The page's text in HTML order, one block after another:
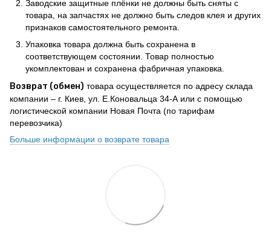
Заводские защитные плёнки не должны быть сняты с
товара, на запчастях не должно быть следов клея и других
признаков самостоятельного ремонта.
Упаковка товара должна быть сохранена в
соответствующем состоянии. Товар полностью
укомплектован и сохранена фабричная упаковка.
Возврат (обмен) товара осуществляется по адресу склада
компании – г. Киев, ул. Е.Коновальца 34-А или с помощью
логистической компании Новая Почта (по тарифам
перевозчика)
Больше информации о возврате товара